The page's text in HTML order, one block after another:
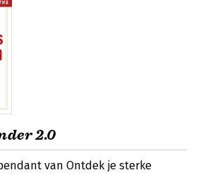
2.0
van Ontdek je sterke